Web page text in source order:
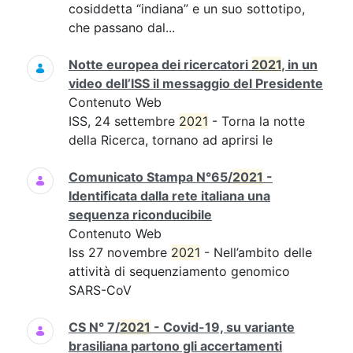
cosiddetta “indiana” e un suo sottotipo,
che passano dal...
Notte europea dei ricercatori 2021, in un
video dell’ISS il messaggio del Presidente
Contenuto Web
ISS, 24 settembre 2021 - Torna la notte
della Ricerca, tornano ad aprirsi le
Comunicato Stampa N°65/2021 -
Identificata dalla rete italiana una
sequenza riconducibile
Contenuto Web
Iss 27 novembre 2021 - Nell’ambito delle
attività di sequenziamento genomico
SARS-CoV
CS N° 7/2021 - Covid-19, su variante
brasiliana partono gli accertamenti